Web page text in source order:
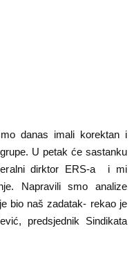
danas imali korektan i
U petak će sastanku
dirktor ERS-a i mi
Napravili smo analize
bio naš zadatak- rekao je
predsjednik Sindikata